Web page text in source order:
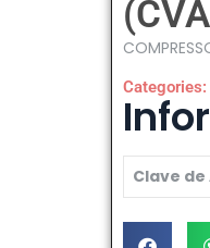
Categories:
Clave